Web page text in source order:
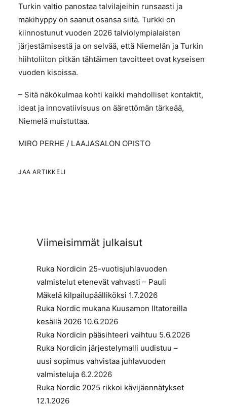
Turkin valtio panostaa talvilajeihin runsaasti ja
mäkihyppy on saanut osansa siitä. Turkki on
kiinnostunut vuoden 2026 talviolympialaisten
järjestämisestä ja on selvää, että Niemelän ja Turkin
hiihtoliiton pitkän tähtäimen tavoitteet ovat kyseisen
vuoden kisoissa.
– Sitä näkökulmaa kohti kaikki mahdolliset kontaktit,
ideat ja innovatiivisuus on äärettömän tärkeää,
Niemelä muistuttaa.
MIRO PERHE / LAAJASALON OPISTO
JAA ARTIKKELI
Viimeisimmät julkaisut
Ruka Nordicin 25-vuotisjuhlavuoden
valmistelut etenevät vahvasti – Pauli
Mäkelä kilpailupäälliköksi 1.7.2026
Ruka Nordic mukana Kuusamon Iltatoreilla
kesällä 2026 10.6.2026
Ruka Nordicin pääsihteeri vaihtuu 5.6.2026
Ruka Nordicin järjestelymalli uudistuu –
uusi sopimus vahvistaa juhlavuoden
valmisteluja 6.2.2026
Ruka Nordic 2025 rikkoi kävijäennätykset
12.1.2026